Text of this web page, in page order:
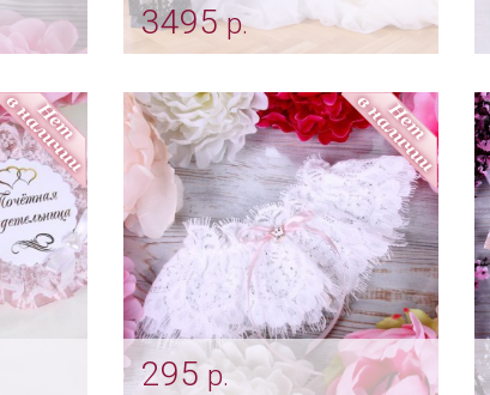
3495р.
и пионы" из искусственных
цветов на президиум
Арт: ukr_0019
295 р.